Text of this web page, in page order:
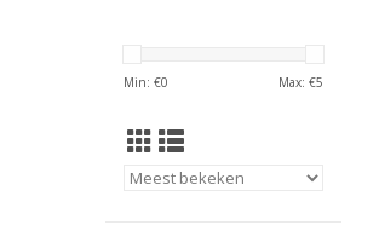
Min: €0 Max: €5